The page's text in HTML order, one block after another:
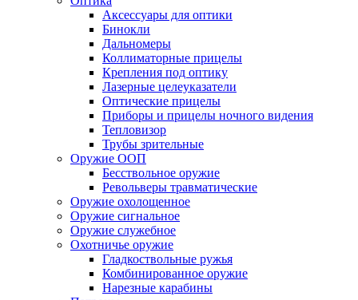
Аксессуары для оптики
Бинокли
Дальномеры
Коллиматорные прицелы
Крепления под оптику
Лазерные целеуказатели
Оптические прицелы
Приборы и прицелы ночного видения
Тепловизор
Трубы зрительные
Оружие ООП
Бесствольное оружие
Револьверы травматические
Оружие охолощенное
Оружие сигнальное
Оружие служебное
Охотничье оружие
Гладкоствольные ружья
Комбинированное оружие
Нарезные карабины